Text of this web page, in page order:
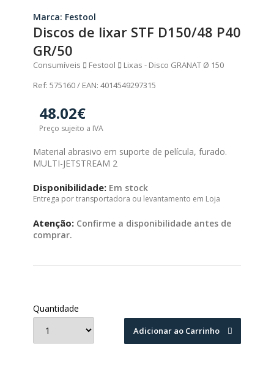
Marca: Festool
Discos de lixar STF D150/48 P40
GR/50
Consumíveis Festool
Lixas - Disco GRANAT Ø 150
Ref: 575160 / EAN: 4014549297315
48.02€
Preço sujeito a IVA
Material abrasivo em suporte de película, furado.
MULTI-JETSTREAM 2
Disponibilidade: Em stock
Entrega por transportadora ou levantamento em Loja
Atenção: Confirme a disponibilidade antes de
comprar.
Quantidade
Adicionar ao Carrinho